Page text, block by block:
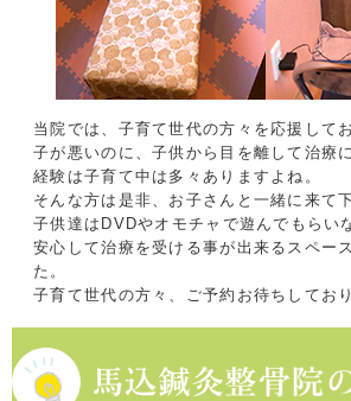
当院では、子育て世代の方々を応援して
子が悪いのに、子供から目を離して治療
経験は子育て中は多々ありますよね。
そんな方は是非、お子さんと一緒に来て
子供達はDVDやオモチャで遊んでもらい
安心して治療を受ける事が出来るスペー
た。
子育て世代の方々、ご予約お待ちしてお